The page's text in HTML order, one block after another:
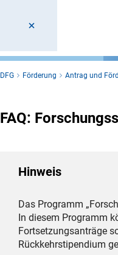
DFG Förderung Antrag und
FAQ:
Hinweis
Das Programm
In diesem Programm
Fortsetzungsanträge
Rückkehrstipendium